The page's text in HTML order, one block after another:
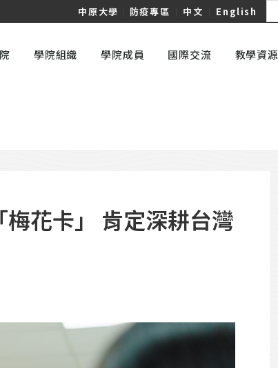
中原大學 防疫專區 中文 English
學院組織 學院成員 國際交流 教學資源
花卡」 肯定深耕台灣